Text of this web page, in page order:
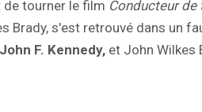
tourner le film Conducteur de
Brady, s'est retrouvé dans un
John F. Kennedy, et John Wilkes